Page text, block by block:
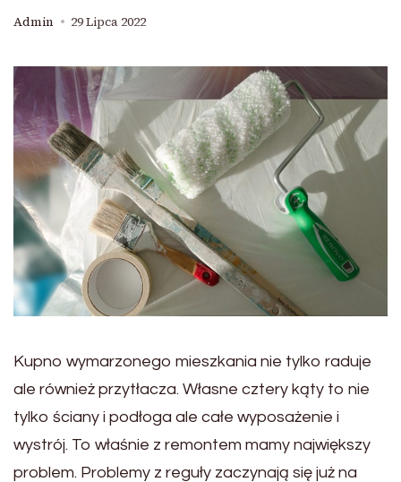
Admin 29 Lipca 2022
Kupno wymarzonego mieszkania nie tylko raduje
ale również przytłacza. Własne cztery kąty to nie
tylko ściany i podłoga ale całe wyposażenie i
wystrój. To właśnie z remontem mamy największy
problem. Problemy z reguły zaczynają się już na